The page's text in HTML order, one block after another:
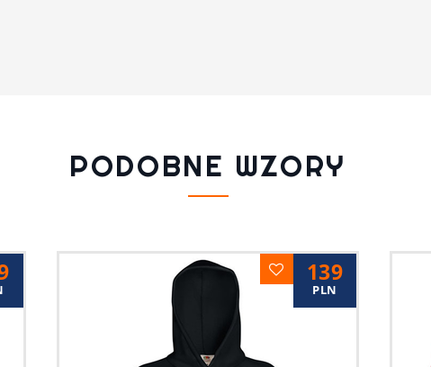
PODOBNE WZORY
139
PLN